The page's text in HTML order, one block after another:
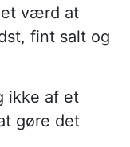
værd at
fint salt og
ikke af et
gøre det